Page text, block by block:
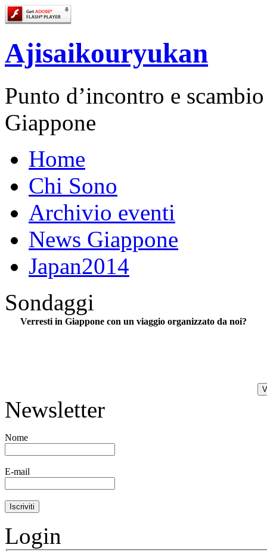
Ajisaikouryukan
Punto d’incontro e
Giappone
Home
Chi Sono
Archivio eventi
News Giappone
Japan2014
Sondaggi
Verresti in Giappone con un viaggio organizzato da noi?
Newsletter
Nome
E-mail
Login